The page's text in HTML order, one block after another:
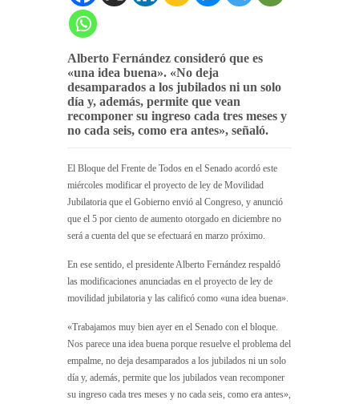
Alberto Fernández consideró que es
«una idea buena». «No deja
desamparados a los jubilados ni un solo
día y, además, permite que vean
recomponer su ingreso cada tres meses y
no cada seis, como era antes», señaló.
El Bloque del Frente de Todos en el Senado acordó este
miércoles modificar el proyecto de ley de Movilidad
Jubilatoria que el Gobierno envió al Congreso, y anunció
que el 5 por ciento de aumento otorgado en diciembre no
será a cuenta del que se efectuará en marzo próximo.
En ese sentido, el presidente Alberto Fernández respaldó
las modificaciones anunciadas en el proyecto de ley de
movilidad jubilatoria y las calificó como «una idea buena».
«Trabajamos muy bien ayer en el Senado con el bloque.
Nos parece una idea buena porque resuelve el problema del
empalme, no deja desamparados a los jubilados ni un solo
día y, además, permite que los jubilados vean recomponer
su ingreso cada tres meses y no cada seis, como era antes»,